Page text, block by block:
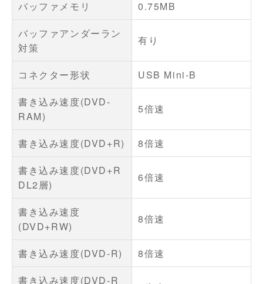
バッファメモリ
0.75MB
バッファアンダーラン
対策
有り
コネクター形状
USB Mini-B
書き込み速度(DVD-
RAM)
5倍速
書き込み速度(DVD+R)
8倍速
書き込み速度(DVD+R
DL2層)
6倍速
書き込み速度
(DVD+RW)
8倍速
書き込み速度(DVD-R)
8倍速
書き込み速度(DVD-R